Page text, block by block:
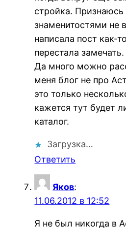
стройка. Признаюсь
знаменитостями не
написала пост как-
перестала замечать.
Да много можно
меня блог не про
это только
кажется тут будет
каталог.
Загрузка…
Ответить
Яков:
11.06.2012 в 12:52
Я не был никогда в